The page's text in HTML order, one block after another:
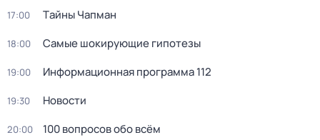
17:00 Тaйны Чапман
18:00 Самые шoкиpующие гипотезы
19:00 Информационная программа 112
19:30 Новости
20:00 100 вопросов обо всём